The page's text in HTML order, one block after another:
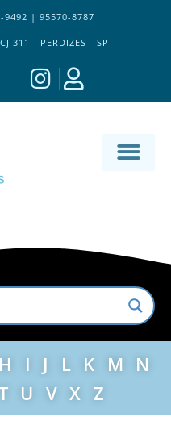
9492 | 95570-8787
311 - PERDIZES - SP
H I J L K M N
U V X Z